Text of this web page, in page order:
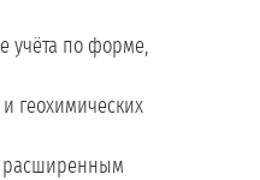
учёта по форме,
геохимических
расширенным